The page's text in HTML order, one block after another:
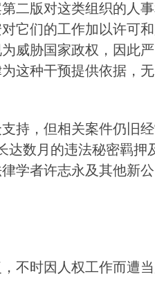
二版对这类组织的人
它们的工作加以许可
威胁国家政权，因此
这种干预提供依据，
持，但相关案件仍旧
达数月的违法秘密羁押
学者许志永及其他新
不时因人权工作而遭